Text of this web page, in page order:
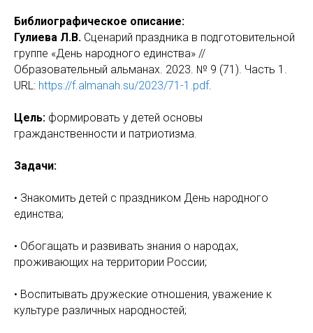
Библиографическое описание:
Гулиева Л.В. Сценарий праздника в подготовительной
группе «День народного единства» //
Образовательный альманах. 2023. № 9 (71). Часть 1.
URL: https://f.almanah.su/2023/71-1.pdf.
Цель: формировать у детей основы
гражданственности и патриотизма.
Задачи:
• Знакомить детей с праздником День народного
единства;
• Обогащать и развивать знания о народах,
проживающих на территории России;
• Воспитывать дружеские отношения, уважение к
культуре различных народностей;